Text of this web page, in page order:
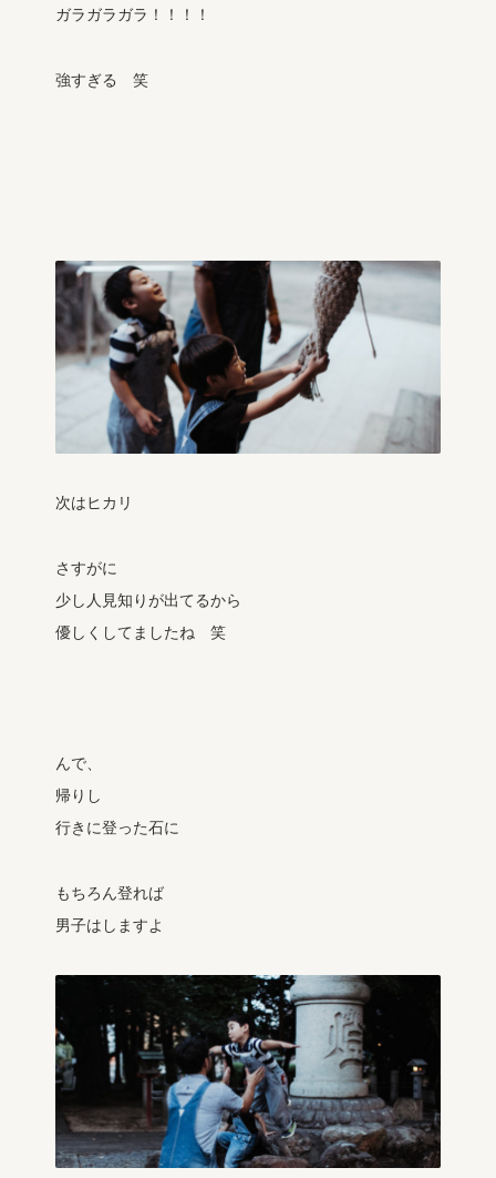
ガラガラガラ！！！！
強すぎる 笑
次はヒカリ
さすがに
少し人見知りが出てるから
優しくしてましたね 笑
んで、
帰りし
行きに登った石に
もちろん登れば
男子はしますよ